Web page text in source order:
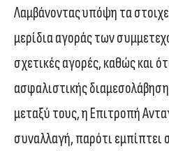
Λαμβάνοντας υπόψη τα
μερίδια αγοράς των
σχετικές αγορές, καθώς και
ασφαλιστικής
μεταξύ τους, η Επιτροπή
συναλλαγή, παρότι εμπίπτει